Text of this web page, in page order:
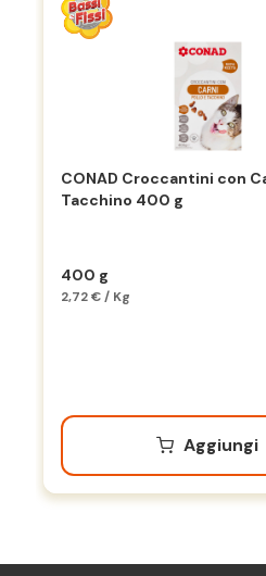
CONAD Croccantini con
Tacchino 400 g
400 g
2,72 € / Kg
Aggiungi